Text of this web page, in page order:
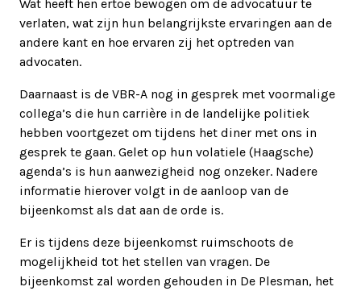
Wat heeft hen ertoe bewogen om de advocatuur te
verlaten, wat zijn hun belangrijkste ervaringen aan de
andere kant en hoe ervaren zij het optreden van
advocaten.
Daarnaast is de VBR-A nog in gesprek met voormalige
collega’s die hun carrière in de landelijke politiek
hebben voortgezet om tijdens het diner met ons in
gesprek te gaan. Gelet op hun volatiele (Haagsche)
agenda’s is hun aanwezigheid nog onzeker. Nadere
informatie hierover volgt in de aanloop van de
bijeenkomst als dat aan de orde is.
Er is tijdens deze bijeenkomst ruimschoots de
mogelijkheid tot het stellen van vragen. De
bijeenkomst zal worden gehouden in De Plesman, het